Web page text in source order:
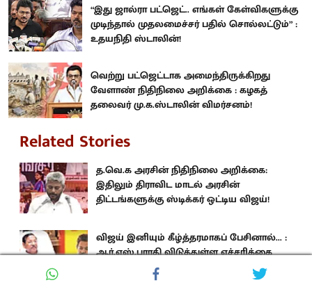
“இது ஜால்ரா பட்ஜெட்.. எங்கள் கேள்விகளுக்கு
முடிந்தால் முதலமைச்சர் பதில் சொல்லட்டும்” :
உதயநிதி ஸ்டாலின்!
வெற்று பட்ஜெட்டாக அமைந்திருக்கிறது
வேளாண் நிதிநிலை அறிக்கை : கழகத்
தலைவர் மு.க.ஸ்டாலின் விமர்சனம்!
Related Stories
த.வெ.க அரசின் நிதிநிலை அறிக்கை:
இதிலும் திராவிட மாடல் அரசின்
திட்டங்களுக்கு ஸ்டிக்கர் ஒட்டிய விஜய்!
விஜய் இனியும் கீழ்த்தரமாகப் பேசினால்... :
ஆர்.எஸ்.பாரதி விடுத்துள்ள எச்சரிக்கை